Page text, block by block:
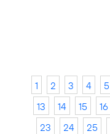
1 2 3 4 5
13
14 15 16
23
24 25